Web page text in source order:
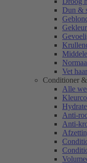
Dun &
Vet haar
Conditioner
Alle
Anti-
Anti-